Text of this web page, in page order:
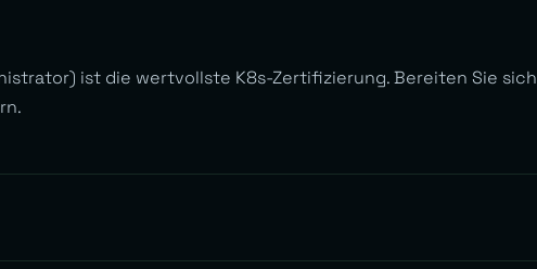
ist die wertvollste K8s-Zertifizierung. Bereiten Sie sich